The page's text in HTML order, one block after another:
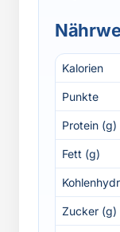
Kalorien
Punkte
Protein (g)
Fett (g)
Zucker (g)